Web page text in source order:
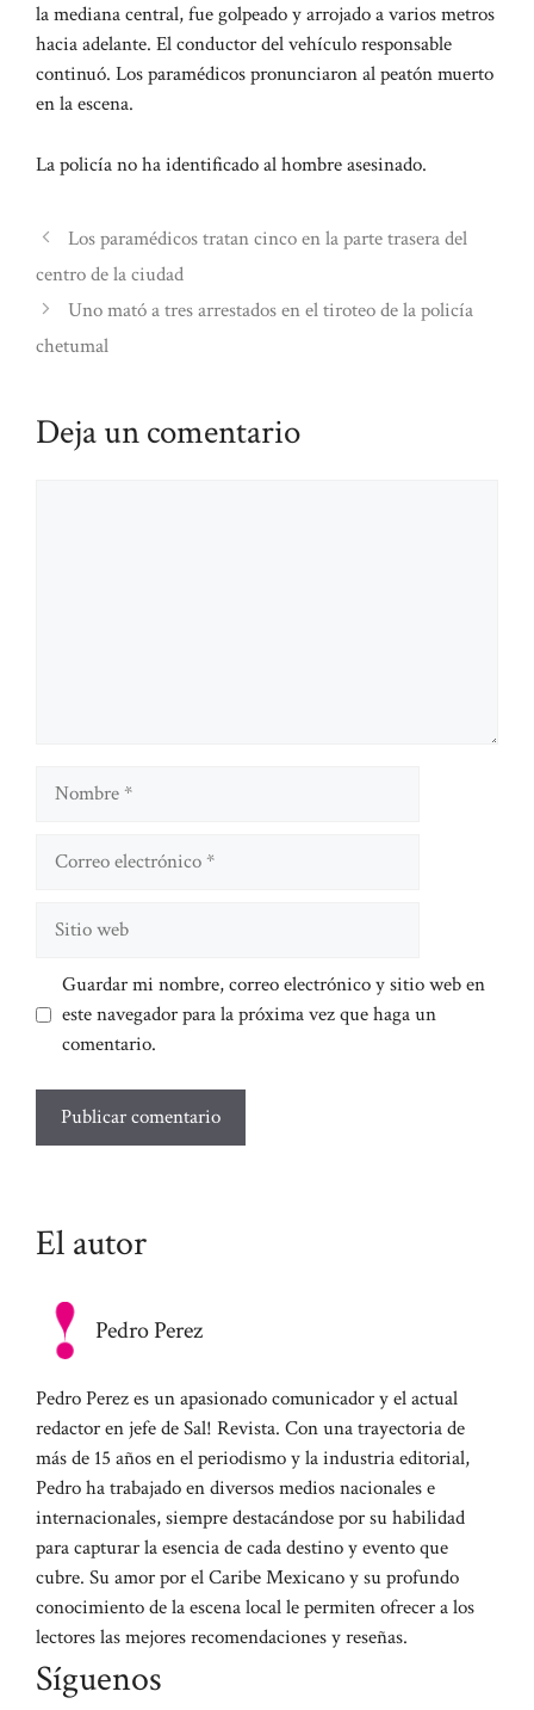
la mediana central, fue golpeado y arrojado a varios metros
hacia adelante. El conductor del vehículo responsable
continuó. Los paramédicos pronunciaron al peatón muerto
en la escena.
La policía no ha identificado al hombre asesinado.
Los paramédicos tratan cinco en la parte trasera del
centro de la ciudad
Uno mató a tres arrestados en el tiroteo de la policía
chetumal
Deja un comentario
Nombre
Guardar mi nombre, correo electrónico y sitio web en
este navegador para la próxima vez que haga un
comentario.
El autor
Pedro Perez
Pedro Perez es un apasionado comunicador y el actual
redactor en jefe de Sal! Revista. Con una trayectoria de
más de 15 años en el periodismo y la industria editorial,
Pedro ha trabajado en diversos medios nacionales e
internacionales, siempre destacándose por su habilidad
para capturar la esencia de cada destino y evento que
cubre. Su amor por el Caribe Mexicano y su profundo
conocimiento de la escena local le permiten ofrecer a los
lectores las mejores recomendaciones y reseñas.
Síguenos